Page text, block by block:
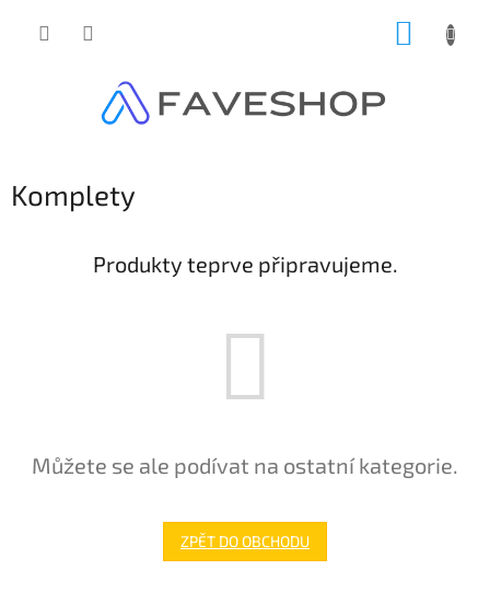
Komplety
Produkty teprve připravujeme.
Můžete se ale podívat na ostatní kategorie.
ZPĚT DO OBCHODU